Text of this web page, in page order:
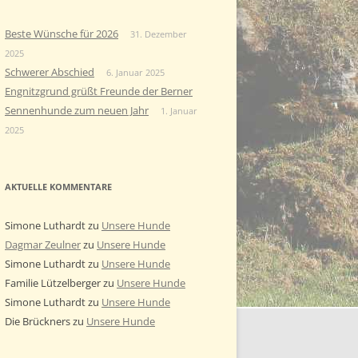
Beste Wünsche für 2026
31. Dezember
2025
Schwerer Abschied 6. Januar 2025
Engnitzgrund grüßt Freunde der Berner
Sennenhunde zum neuen Jahr
1. Januar
2025
AKTUELLE KOMMENTARE
Simone Luthardtzu Unsere Hunde
Dagmar Zeulnerzu Unsere Hunde
Simone Luthardtzu Unsere Hunde
Familie Lützelbergerzu Unsere Hunde
Simone Luthardtzu Unsere Hunde
Die Brücknerszu Unsere Hunde